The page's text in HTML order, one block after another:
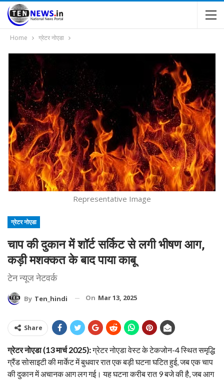
Home ग्रेटर नोएडा
Representative Image
ग्रेटर नोएडा
चाप की दुकान में शॉर्ट सर्किट से लगी भीषण आग,
कड़ी मशक्कत के बाद पाया काबू
टेन न्यूज नेटवर्क
By Ten_hindi On Mar 13, 2025
Share
ग्रेटर नोएडा (13 मार्च 2025):ग्रेटर नोएडा वेस्ट के टेकजोन-4 स्थित समृद्धि
ग्रैंड सोसाइटी की मार्केट में बुधवार रात एक बड़ी घटना घटित हुई, जब एक चाप
की दुकान में अचानक आग लग गई। यह घटना करीब रात 9 बजे की है, जब आग